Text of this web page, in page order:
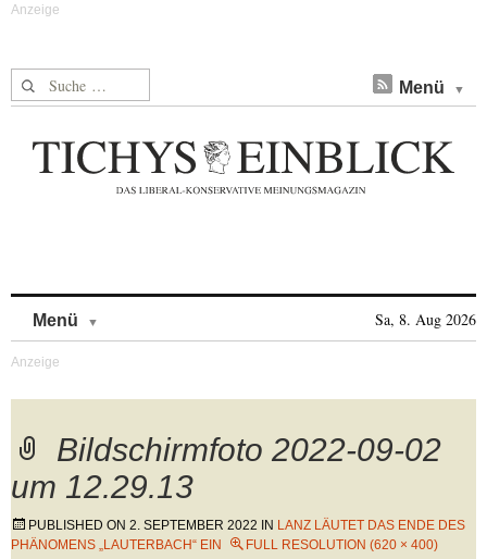
Suche nach: Menü
Menü Sa, 8. Aug 2026
Bildschirmfoto 2022-09-02
um 12.29.13
PUBLISHED ON 2. SEPTEMBER 2022 IN LANZ LÄUTET DAS ENDE DES
PHÄNOMENS „LAUTERBACH“ EIN
FULL RESOLUTION (620 × 400)